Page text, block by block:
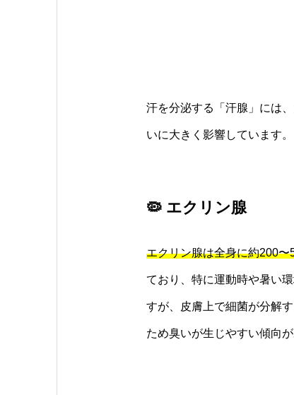
汗を分泌する「汗腺」には
いに大きく影響しています。
🦠 エクリン腺
エクリン腺は全身に約200
ており、特に運動時や暑い
すが、皮膚上で細菌が分解
ため臭いが生じやすい傾向が